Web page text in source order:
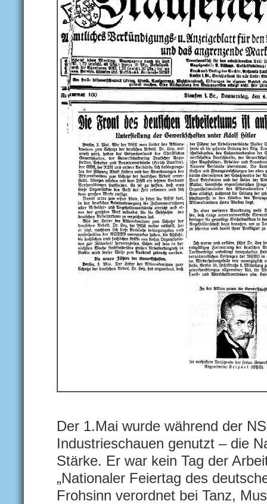
Der 1.Mai wurde während der
Industrieschauen genutzt – die
Stärke. Er war kein Tag der
„Nationaler Feiertag des
Frohsinn verordnet bei Tanz,